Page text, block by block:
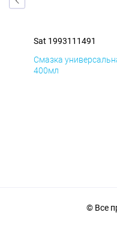
Sat 1993111491
Смазка
400мл
© Все